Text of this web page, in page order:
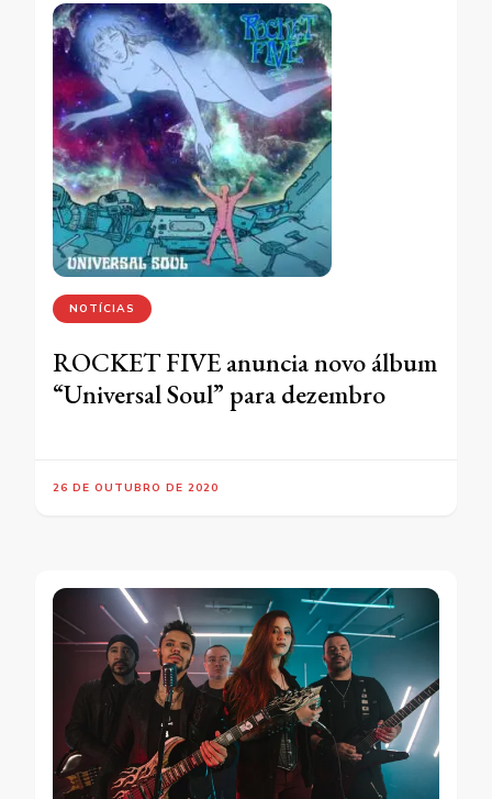
NOTÍCIAS
ROCKET FIVE anuncia novo álbum
“Universal Soul” para dezembro
26 DE OUTUBRO DE 2020